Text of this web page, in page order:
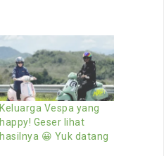
Keluarga Vespa yang
happy! Geser lihat
hasilnya 😀 Yuk datang